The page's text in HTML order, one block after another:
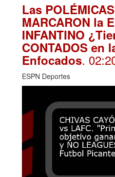
Las
MARCARON la
INFANTINO
CONTADOS en
Enfocados.
ESPN Deportes